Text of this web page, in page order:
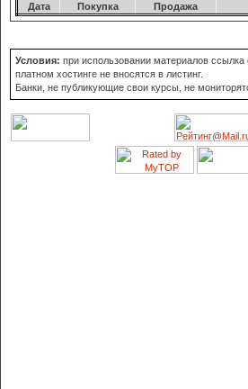
Дата Покупка Продажа
Условия: при использовании материалов ссылка
платном хостинге не вносятся в листинг.
Банки, не публикующие свои курсы, не